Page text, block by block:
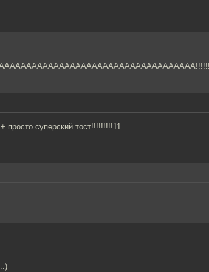
просто суперский тост!!!!!!!!!11